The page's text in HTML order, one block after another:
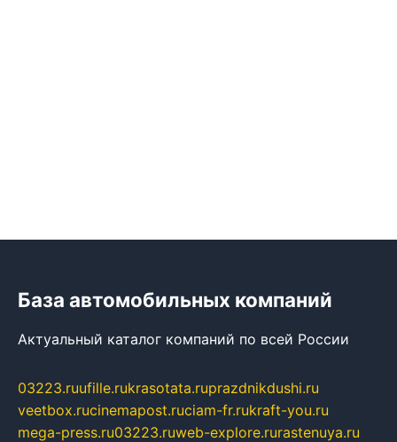
База автомобильных компаний
Актуальный каталог компаний по всей России
03223.ruufille.rukrasotata.ruprazdnikdushi.ru
veetbox.rucinemapost.ruciam-fr.rukraft-you.ru
mega-press.ru03223.ruweb-explore.rurastenuya.ru